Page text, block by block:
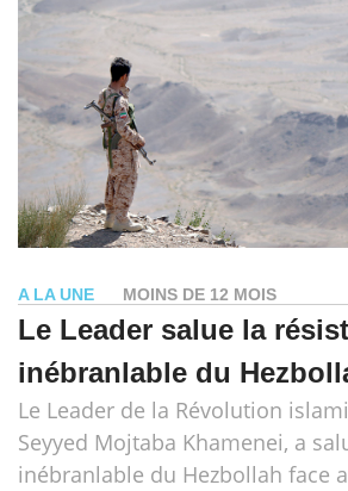
A LA UNE MOINS DE 12 MOIS
Le Leader salue la
inébranlable du
Le Leader de la Révolution
Seyyed Mojtaba Khamenei, a
inébranlable du Hezbollah face